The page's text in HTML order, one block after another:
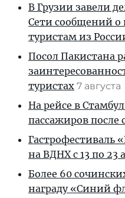
В Грузии завели
Сети сообщений
туристам из
Посол Пакистана
туристах 7 августа
На рейсе в
пассажиров после
Гастрофестиваль
на ВДНХ с 13 по 23
Более 60
награду «Синий